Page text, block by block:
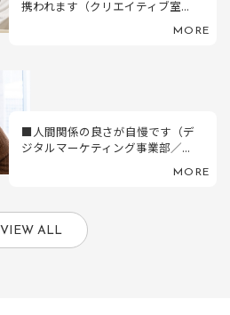
携われます（クリエイティブ室...
MORE
■人間関係の良さが自慢です（デ
ジタルマーケティング事業部／...
MORE
VIEW ALL